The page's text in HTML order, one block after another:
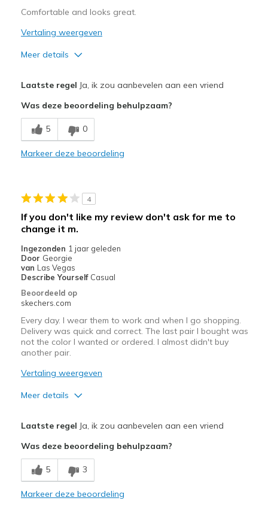
Comfortable and looks great.
Vertaling weergeven
Meer details
Comfortable
Durable
Travel
Width
Sizing
Feels true to size
View On Shoes
Laatste regel Ja, ik zou aanbevelen aan een vriend
Was deze beoordeling behulpzaam?
5 0
Markeer deze beoordeling
4
If you don't like my review don't ask for me to
change it m.
Ingezonden 1 jaar geleden
Door Georgie
van Las Vegas
Describe Yourself Casual
Beoordeeld op
skechers.com
Every day. I wear them to work and when I go shopping.
Delivery was quick and correct. The last pair I bought was
not the color I wanted or ordered. I almost didn't buy
another pair.
Vertaling weergeven
Meer details
Beste toepassingen
Casual Wear
Laatste regel Ja, ik zou aanbevelen aan een vriend
Was deze beoordeling behulpzaam?
5 3
Markeer deze beoordeling